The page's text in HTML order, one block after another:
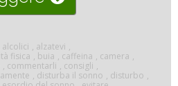
del
sonno”
alcolici , alzatevi ,
fisica , buia , caffeina , camera ,
, commentarli , consigli ,
, disturba il sonno , disturbo ,